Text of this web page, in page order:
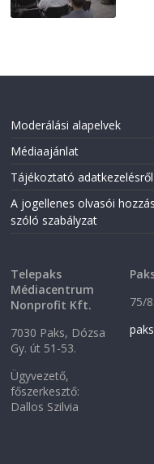
Moderálási alapelvek
Médiaajánlat
Tájékoztató adatkezelésről
A jogellenes olvasói
szóló szabályzat
Telepaks
Médiacentrum
Nonprofit Kft.
7030 Paks, Dózsa
Gy. út 51-53.
Ügyvezető,
főszerkesztő:
Dallos Szilvia
75/